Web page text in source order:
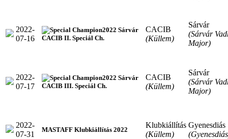
2022-
07-16
2022 Sárvár
CACIB II. Speciál Ch.
CACIB
(Küllem)
Sárvár
(Sárvár
Major)
2022-
07-17
2022 Sárvár
CACIB III. Speciál Ch.
CACIB
(Küllem)
Sárvár
(Sárvár
Major)
2022-
07-31
MASTAFF Klubkiállítás 2022
Klubkiállítás
(Küllem)
Gyenesdiás